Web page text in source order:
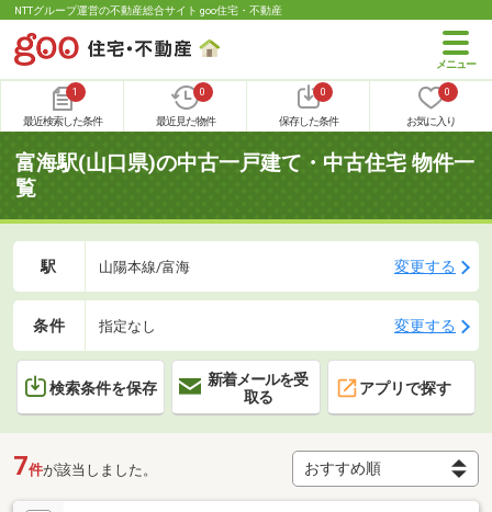
NTTグループ運営の不動産総合サイト goo住宅・不動産
1
最近検索した条件
0
最近見た物件
0
保存した条件
0
お気に入り
富海駅(山口県)の中古一戸建て・中古住宅 物件一
覧
駅 山陽本線/富海 変更する
条件 指定なし 変更する
検索条件を保存
新着メールを受
取る
アプリで探す
7件が該当しました。